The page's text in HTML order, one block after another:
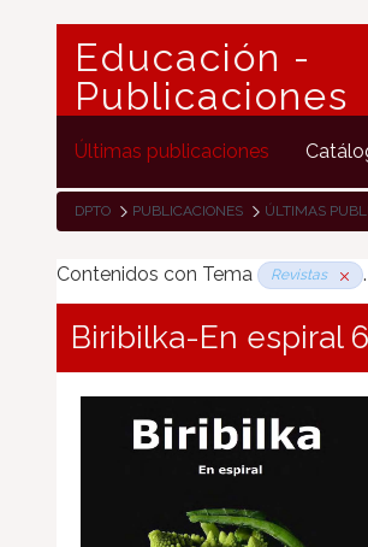
Educación -
Publicaciones
Últimas publicaciones
DPTO PUBLICACIONES ÚLTIMAS
Contenidos con Tema Revistas .
Biribilka-En espiral 6